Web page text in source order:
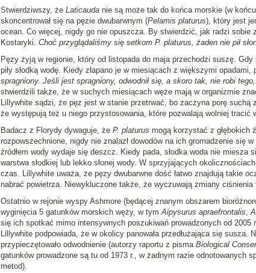
Stwierdziwszy, że Laticaudanie są może tak do końca morskie (w
skoncentrował się na pęzie dwubarwnym (Pelamis platurus), który jest
ocean. Co więcej, nigdy go nie opuszcza. By stwierdzić, jak radzi sobie
Kostaryki. Choć przyglądaliśmy się setkom P. platurus, żaden nie pił
Pęzy żyją w regionie, który od listopada do maja przechodzi suszę.
piły słodką wodę. Kiedy złapano je w miesiącach z większymi opadami,
spragniony. Jeśli jest spragniony, odwodnił się, a skoro tak, nie robi
stwierdzili także, że w suchych miesiącach węże mają w organizmie
Lillywhite sądzi, że pęz jest w stanie przetrwać, bo zaczyna porę suchą
że występują też u niego przystosowania, które pozwalają wolniej tracić
Badacz z Florydy dywaguje, że P. platurus mogą korzystać z głębokich
rozpowszechnione, nigdy nie znalazł dowodów na ich gromadzenie się
źródłem wody wydaje się deszcz. Kiedy pada, słodka woda nie miesza
warstwa słodkiej lub lekko słonej wody. W sprzyjających
czas. Lillywhite uważa, że pęzy dwubarwne dość łatwo znajdują takie
nabrać powietrza. Niewykluczone także, że wyczuwają zmiany
Ostatnio w rejonie wyspy Ashmore (będącej znanym obszarem
wyginięcia 5 gatunków morskich węży, w tymAipysurus apraefrontalis,
się ich spotkać mimo intensywnych poszukiwań prowadzonych od
Lillywhite podpowiada, że w okolicy panowała przedłużająca się susza.
przypieczętowało odwodnienie (autorzy raportu z pisma Biological
gatunków prowadzone są tu od 1973 r., w żadnym razie odnotowanych
metod).